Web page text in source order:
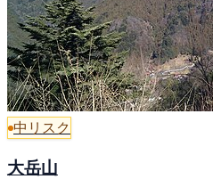
中リスク
大岳山